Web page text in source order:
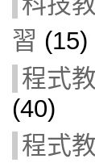
習 (15)
程式
(40)
程式